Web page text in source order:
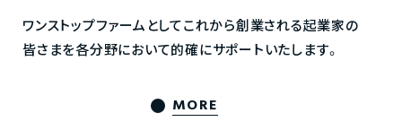
ワンストップファームとしてこれから創業される起業家の
皆さまを各分野において的確にサポートいたします。
MORE